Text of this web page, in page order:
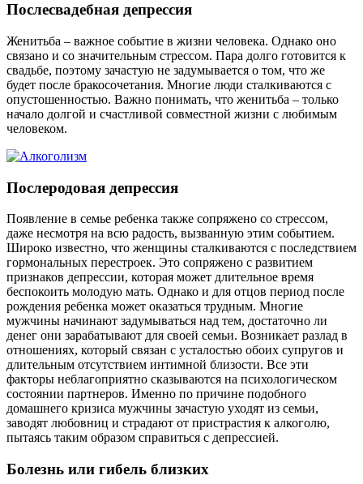
Послесвадебная депрессия
Женитьба – важное событие в жизни человека. Однако оно
связано и со значительным стрессом. Пара долго готовится к
свадьбе, поэтому зачастую не задумывается о том, что же
будет после бракосочетания. Многие люди сталкиваются с
опустошенностью. Важно понимать, что женитьба – только
начало долгой и счастливой совместной жизни с любимым
человеком.
Послеродовая депрессия
Появление в семье ребенка также сопряжено со стрессом,
даже несмотря на всю радость, вызванную этим событием.
Широко известно, что женщины сталкиваются с последствием
гормональных перестроек. Это сопряжено с развитием
признаков депрессии, которая может длительное время
беспокоить молодую мать. Однако и для отцов период после
рождения ребенка может оказаться трудным. Многие
мужчины начинают задумываться над тем, достаточно ли
денег они зарабатывают для своей семьи. Возникает разлад в
отношениях, который связан с усталостью обоих супругов и
длительным отсутствием интимной близости. Все эти
факторы неблагоприятно сказываются на психологическом
состоянии партнеров. Именно по причине подобного
домашнего кризиса мужчины зачастую уходят из семьи,
заводят любовниц и страдают от пристрастия к алкоголю,
пытаясь таким образом справиться с депрессией.
Болезнь или гибель близких